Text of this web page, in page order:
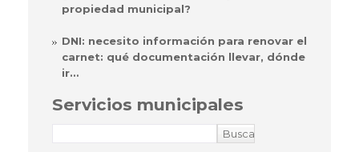
propiedad municipal?
DNI: necesito información para renovar el
carnet: qué documentación llevar, dónde
ir…
Servicios municipales